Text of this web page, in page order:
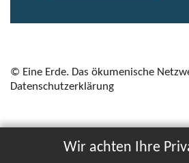
Wir achten Ihre
© Eine Erde. Das ökumenische
Datenschutzerklärung